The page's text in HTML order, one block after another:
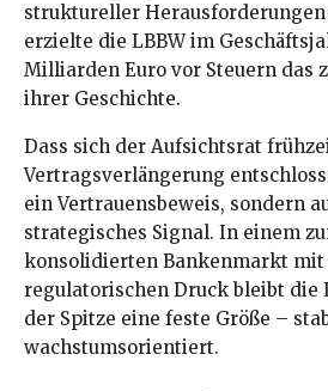
struktureller
erzielte die LBBW im
Milliarden Euro vor Steuern das
ihrer Geschichte.
Dass sich der Aufsichtsrat
Vertragsverlängerung
ein Vertrauensbeweis, sondern
strategisches Signal. In einem
konsolidierten Bankenmarkt
regulatorischen Druck bleibt die
der Spitze eine feste Größe –
wachstumsorientiert.